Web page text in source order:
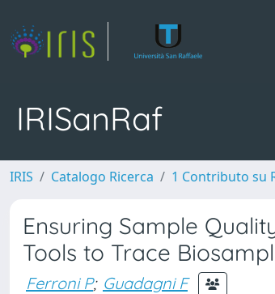
IRISanRaf
IRIS Catalogo Ricerca 1 Contributo su
Ensuring Sample
Tools to Trace
Ferroni P; Guadagni F